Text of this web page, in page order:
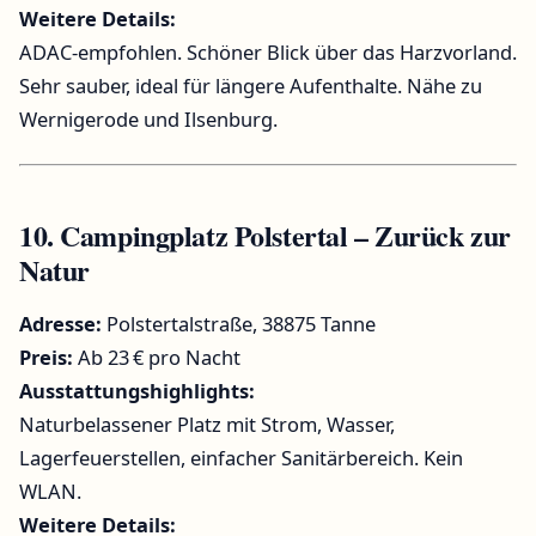
Weitere Details:
ADAC-empfohlen. Schöner Blick über das Harzvorland.
Sehr sauber, ideal für längere Aufenthalte. Nähe zu
Wernigerode und Ilsenburg.
10. Campingplatz Polstertal – Zurück zur
Natur
Adresse: Polstertalstraße, 38875 Tanne
Preis: Ab 23 € pro Nacht
Ausstattungshighlights:
Naturbelassener Platz mit Strom, Wasser,
Lagerfeuerstellen, einfacher Sanitärbereich. Kein
WLAN.
Weitere Details: